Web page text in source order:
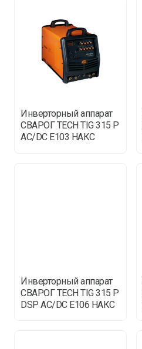
Инверторный аппарат
СВАРОГ TECH TIG 315 P
AC/DC E103 НАКС
Инверторный аппарат
СВАРОГ TECH TIG 315 P
DSP AC/DC E106 НАКС